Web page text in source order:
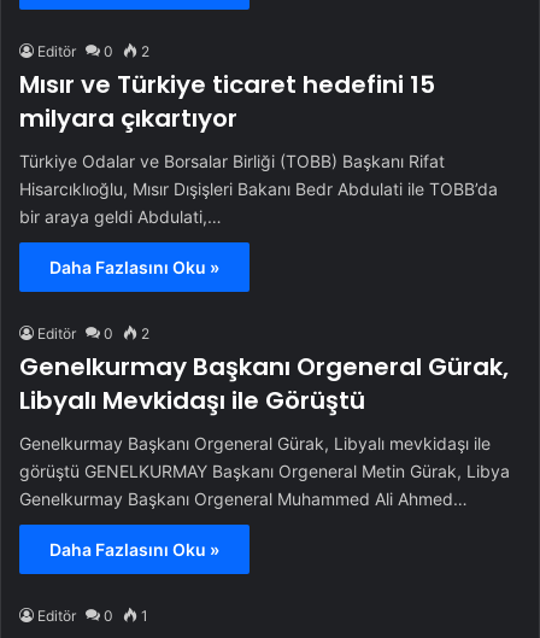
Editör 0 2
Mısır ve Türkiye ticaret hedefini 15
milyara çıkartıyor
Türkiye Odalar ve Borsalar Birliği (TOBB) Başkanı Rifat
Hisarcıklıoğlu, Mısır Dışişleri Bakanı Bedr Abdulati ile TOBB’da
bir araya geldi Abdulati,…
Daha Fazlasını Oku »
Editör 0 2
Genelkurmay Başkanı Orgeneral Gürak,
Libyalı Mevkidaşı ile Görüştü
Genelkurmay Başkanı Orgeneral Gürak, Libyalı mevkidaşı ile
görüştü GENELKURMAY Başkanı Orgeneral Metin Gürak, Libya
Genelkurmay Başkanı Orgeneral Muhammed Ali Ahmed…
Daha Fazlasını Oku »
Editör 0 1